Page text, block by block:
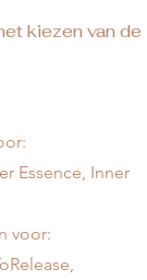
kiezen van de
Essence, Inner
voor: